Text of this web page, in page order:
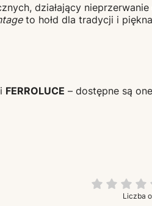
działający
to hołd dla tradycji i
FERROLUCE – dostępne są one
Liczba